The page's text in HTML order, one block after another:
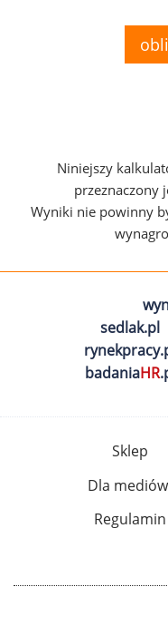
Niniejszy
przeznaczony
Wyniki nie powinny
sedlak.pl
badaniaHR
Sklep
Dla mediów
Regulamin